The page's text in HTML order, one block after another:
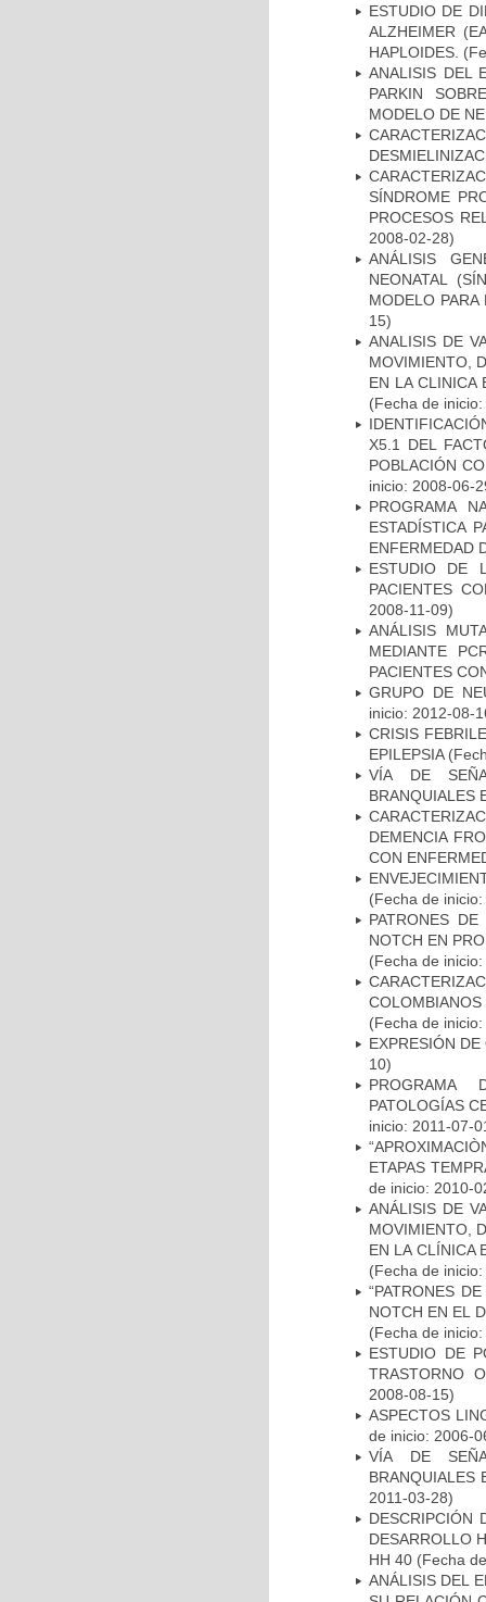
ESTUDIO DE
ALZHEIMER
HAPLOIDES.
ANALISIS DEL
PARKIN
MODELO DE
SÍNDROME
PROCESOS
2008-02-28)
ANÁLISIS
NEONATAL
MODELO
15)
ANALISIS DE
MOVIMIENTO,
EN LA CLINICA
(Fecha de
X5.1 DEL
POBLACIÓN
inicio: 2008-06-
PROGRAMA
ESTADÍSTICA
ENFERMEDAD
ESTUDIO DE
PACIENTES
2008-11-09)
ANÁLISIS
MEDIANTE
PACIENTES
GRUPO DE
inicio: 2012-08-
CRISIS
EPILEPSIA
VÍA DE
BRANQUIALES
DEMENCIA
CON
(Fecha de
PATRONES
NOTCH EN
(Fecha de
(Fecha de
EXPRESIÓN
10)
PROGRAMA
PATOLOGÍAS
inicio: 2011-07-
ETAPAS
de inicio: 2010-
ANÁLISIS DE
MOVIMIENTO,
EN LA CLÍNICA
(Fecha de
“PATRONES
NOTCH EN EL
(Fecha de
ESTUDIO DE
TRASTORNO
2008-08-15)
ASPECTOS
de inicio: 2006-
VÍA DE
BRANQUIALES
2011-03-28)
DESCRIPCIÓN
DESARROLLO
HH 40 (Fecha
ANÁLISIS DEL